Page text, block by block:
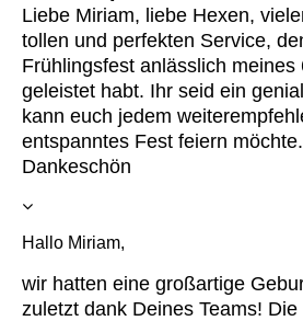
Liebe Miriam, liebe Hexen,
tollen und perfekten Service,
Frühlingsfest anlässlich meines
geleistet habt. Ihr seid ein
kann euch jedem
entspanntes Fest feiern
Dankeschön
Hallo Miriam,
wir hatten eine großartige
zuletzt dank Deines Teams!